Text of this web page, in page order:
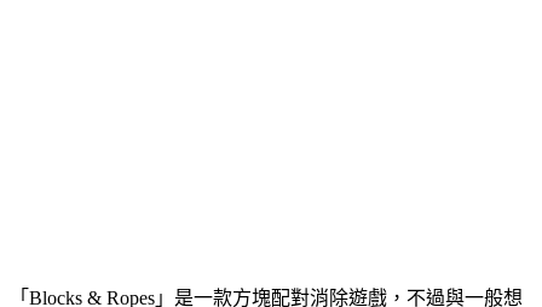
「Blocks & Ropes」是一款方塊配對消除遊戲，不過與一般想